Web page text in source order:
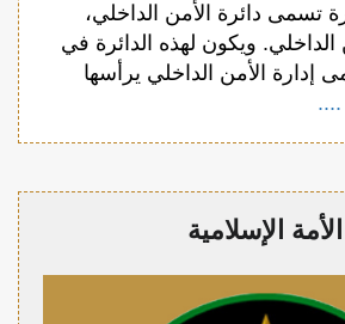
تسمى دائرة الأمن الداخلي،
الداخلي. ويكون لهذه الدائرة في
إدارة الأمن الداخلي يرأسها
....
الإسلامية